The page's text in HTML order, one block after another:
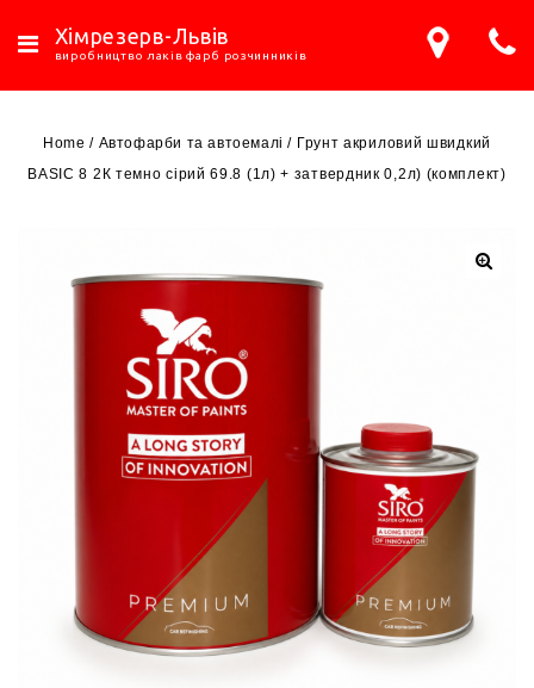
Хімрезерв-Львів
виробництво лаків фарб розчинників
Home / Автофарби та автоемалі / Грунт акриловий швидкий
BASIC 8 2К темно сірий 69.8 (1л) + затвердник 0,2л) (комплект)